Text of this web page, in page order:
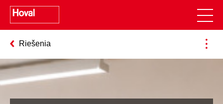
Riešenia